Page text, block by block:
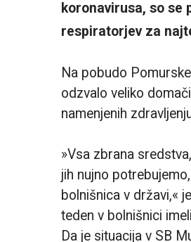
koronavirusa, so se
respiratorjev za
Na pobudo
odzvalo veliko
namenjenih
»Vsa zbrana
jih nujno
bolnišnica v državi,«
teden v bolnišnici
Da je situacija v SB